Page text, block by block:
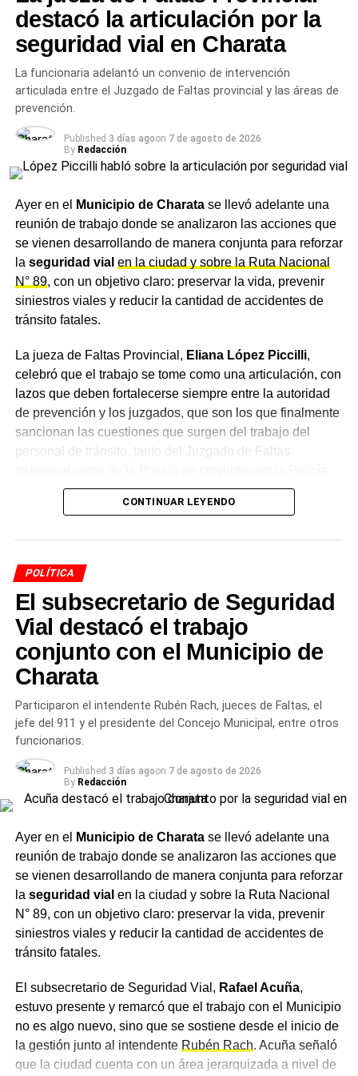
ACTUALIDAD
Zdero expuso en el AmCham Summit 2026 y
afirmó que las exportaciones chaqueñas
crecieron cerca de un 45% en menos de dos
años: aceite, miel, cuero, carbón y madera, los
productos que lideran el salto
NOTICIAS
El intendente Rach tomó juramento a Patricia
Lache como nueva secretaria de Gobierno y a
Gimena Vázquez como jueza de Faltas de
Charata
y crecen.
Másnoticias de CharataenCharataChaco.Net.
destacó la articulación por la
seguridad vial en Charata
La funcionaria adelantó un convenio de intervención
articulada entre el Juzgado de Faltas provincial y las áreas de
prevención.
Published 3 días agoon 7 de agosto de 2026
By Redacción
Ayer en el Municipio de Charatase llevó adelante una
reunión de trabajo donde se analizaron las acciones que
se vienen desarrollando de manera conjunta para reforzar
la seguridad vial en la ciudad y sobre la Ruta Nacional
N° 89, con un objetivo claro: preservar la vida, prevenir
siniestros viales y reducir la cantidad de accidentes de
tránsito fatales.
La jueza de Faltas Provincial, Eliana López Piccilli,
celebró que el trabajo se tome como una articulación, con
lazos que deben fortalecerse siempre entre la autoridad
de prevención y los juzgados, que son los que finalmente
sancionan las cuestiones que surgen del trabajo del
personal de tránsito, tanto del Juzgado de Faltas
Caminera.
articulada
La funcionaria adelantó que se conversó sobre un
convenio de intervención articulada, mediante el cual
el Juzgado de Faltas judicial y provincial tomaría
intervención en los procedimientos de tránsito. Según
explicó, el objetivo es trabajar de manera articulada y
personal a cargo de la tarea preventiva, sino también en
la instancia posterior, de modo que se trate de un
personas involucradas.
Un encuentro con distintas
áreas
Del encuentro participaron, además, el intendente de
Charata,Rubén Rach; elsubsecretario de Seguridad
Vial, Rafael Acuña; la jueza de Faltas Municipal, Gimena
Vázquez; el director de Zona Interior Charata, Antonio
Rudaz; el secretario de Tránsito, Carlos Aoad; el jefe del
Caminera, Mario Sosa, y el presidente del Concejo
Municipal, Alejandro Barcala.
Másnoticias de CharataenCharataChaco.Net.
CONTINUAR LEYENDO
POLÍTICA
El subsecretario de Seguridad
Vial destacó el trabajo
conjunto con el Municipio de
Charata
Participaron el intendente Rubén Rach, jueces de Faltas, el
jefe del 911 y el presidente del Concejo Municipal, entre otros
funcionarios.
Published 3 días agoon 7 de agosto de 2026
By Redacción
Ayer en el Municipio de Charatase llevó adelante una
reunión de trabajo donde se analizaron las acciones que
se vienen desarrollando de manera conjunta para reforzar
la seguridad vial en la ciudad y sobre la Ruta Nacional
N° 89, con un objetivo claro: preservar la vida, prevenir
siniestros viales y reducir la cantidad de accidentes de
tránsito fatales.
El subsecretario de Seguridad Vial, Rafael Acuña,
estuvo presente y remarcó que el trabajo con el Municipio
no es algo nuevo, sino que se sostiene desde el inicio de
la gestión junto al intendente Rubén Rach. Acuña señaló
que la ciudad cuenta con un área jerarquizada a nivel de